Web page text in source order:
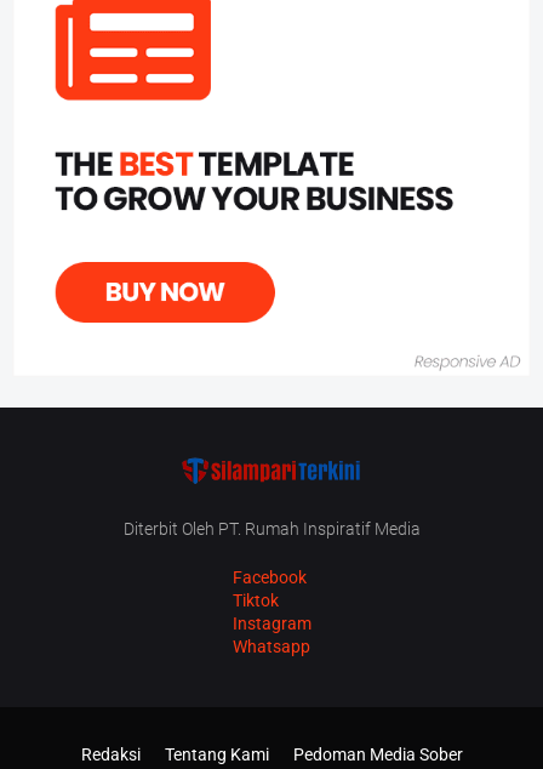
Diterbit Oleh PT. Rumah Inspiratif Media
Facebook
Tiktok
Instagram
Whatsapp
Redaksi Tentang Kami Pedoman Media Sober